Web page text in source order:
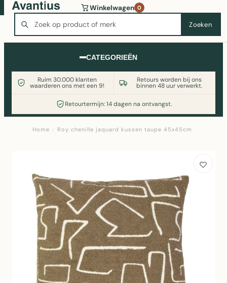
Zoeken
Winkelwagen 0
CATEGORIEËN
Ruim 30.000 klanten
waarderen ons met een 9!
Retours worden bij ons
binnen 48 uur verwerkt.
Retourtermijn: 14 dagen na ontvangst.
Wasmachine of koelkast nodig? Vergelijk alle prijzen op
Witgoedaanbod.nl
Home / Roy chenille jaquard kussen taupe 45x45cm